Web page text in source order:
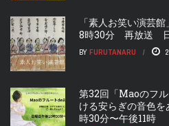
「素人お笑い演芸
8時30分 再放送 日
BY FURUTANARU
第32回「Maoのフ
ける安らぎの音色
時30分〜午後11時